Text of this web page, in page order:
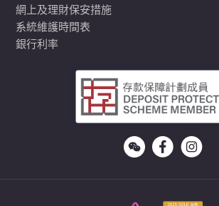
網上及理財保安措施
系統維護時間表
銀行利率